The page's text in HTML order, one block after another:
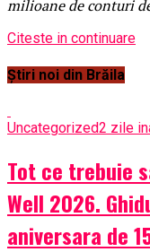
milioane de conturi
Citeste in continuare
Știri noi din Brăila
Uncategorized2 zile
Tot ce trebuie
Well 2026.
aniversara de